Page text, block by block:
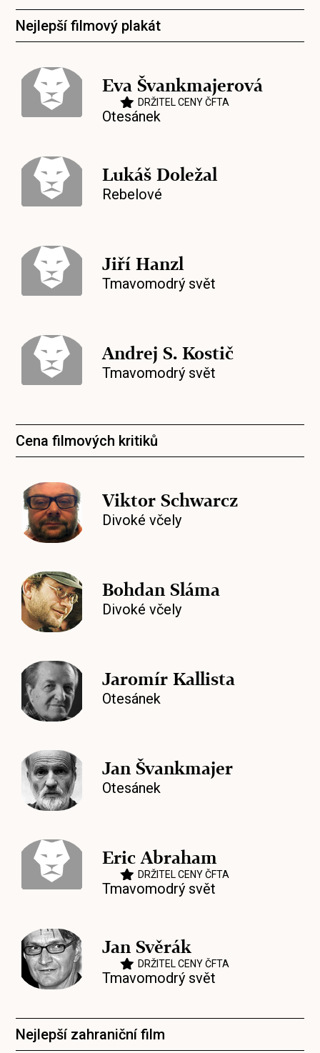
Nejlepší filmový plakát
Eva Švankmajerová
DRŽITEL CENY ČFTA
Otesánek
Lukáš Doležal
Rebelové
Jiří Hanzl
Tmavomodrý svět
Andrej S. Kostič
Tmavomodrý svět
Cena filmových kritiků
Viktor Schwarcz
Divoké včely
Bohdan Sláma
Divoké včely
Jaromír Kallista
Otesánek
Jan Švankmajer
Otesánek
Eric Abraham
DRŽITEL CENY ČFTA
Tmavomodrý svět
Jan Svěrák
DRŽITEL CENY ČFTA
Tmavomodrý svět
Nejlepší zahraniční film